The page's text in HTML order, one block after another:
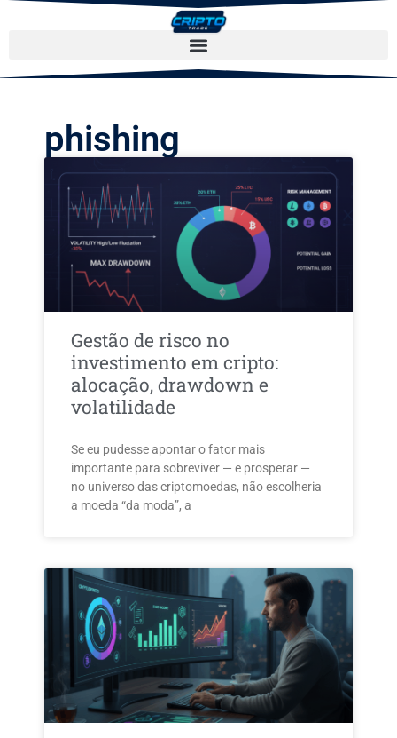
phishing
Gestão de risco no
investimento em cripto:
alocação, drawdown e
volatilidade
Se eu pudesse apontar o fator mais
importante para sobreviver — e prosperar —
no universo das criptomoedas, não escolheria
a moeda “da moda”, a